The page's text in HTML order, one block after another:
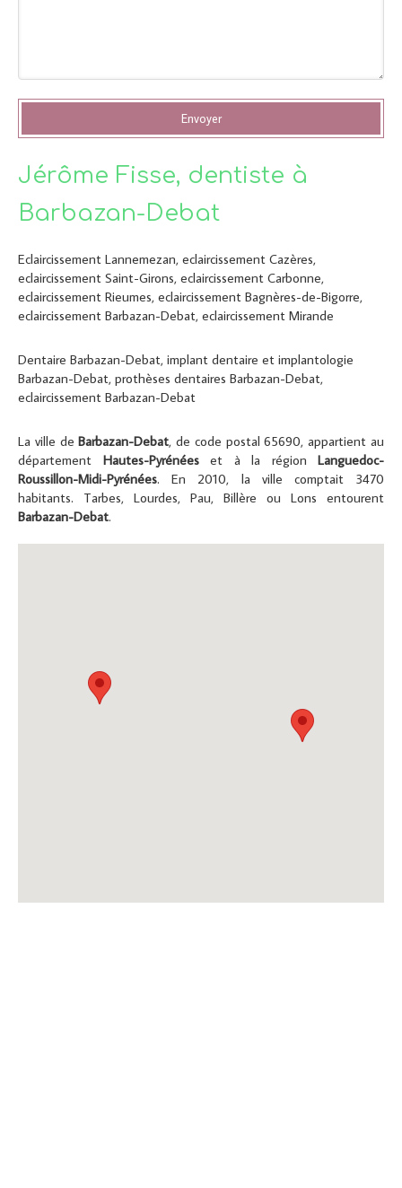
Envoyer
Jérôme Fisse, dentiste à
Barbazan-Debat
Eclaircissement Lannemezan, eclaircissement Cazères,
eclaircissement Saint-Girons, eclaircissement Carbonne,
eclaircissement Rieumes, eclaircissement Bagnères-de-Bigorre,
eclaircissement Barbazan-Debat, eclaircissement Mirande
Dentaire Barbazan-Debat, implant dentaire et implantologie
Barbazan-Debat, prothèses dentaires Barbazan-Debat,
eclaircissement Barbazan-Debat
La ville deBarbazan-Debat, de code postal 65690, appartient au
département Hautes-Pyrénéeset à la région Languedoc-
Roussillon-Midi-Pyrénées. En 2010, la ville comptait 3470
habitants. Tarbes, Lourdes, Pau, Billère ou Lons entourent
Barbazan-Debat.